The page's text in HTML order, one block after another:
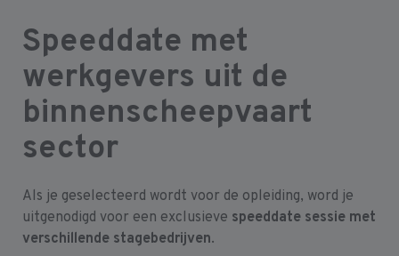
Speeddate met
werkgevers uit de
binnenscheepvaart
sector
Als je geselecteerd wordt voor de opleiding, word je
uitgenodigd voor een exclusieve speeddate sessie met
verschillende stagebedrijven.